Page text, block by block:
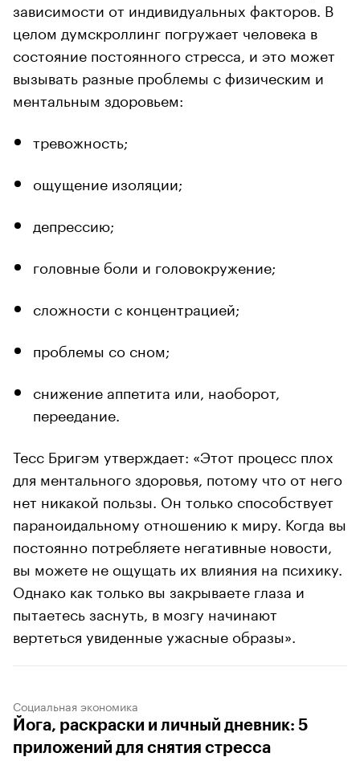
зависимости от индивидуальных факторов. В
целом думскроллинг погружает человека в
состояние постоянного стресса, и это может
вызывать разные проблемы с физическим и
ментальным здоровьем:
тревожность;
ощущение изоляции;
депрессию;
головные боли и головокружение;
сложности с концентрацией;
проблемы со сном;
снижение аппетита или, наоборот,
переедание.
Тесс Бригэм утверждает: «Этот процесс плох
для ментального здоровья, потому что от него
нет никакой пользы. Он только способствует
параноидальному отношению к миру. Когда вы
постоянно потребляете негативные новости,
вы можете не ощущать их влияния на психику.
Однако как только вы закрываете глаза и
пытаетесь заснуть, в мозгу начинают
вертеться увиденные ужасные образы».
Социальная экономика
Йога, раскраски и личный дневник: 5
приложений для снятия стресса